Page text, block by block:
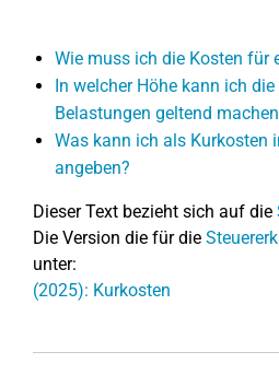
Wie muss ich die Kosten für
In welcher Höhe kann ich
Belastungen geltend
Was kann ich als Kurkosten
angeben?
Dieser Text bezieht sich auf die
Die Version die für die
unter:
(2025): Kurkosten